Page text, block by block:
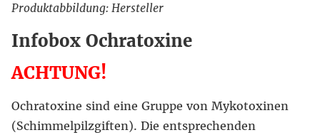
Produktabbildung: Hersteller
Infobox Ochratoxine
ACHTUNG!
Ochratoxine sind eine Gruppe von Mykotoxinen
(Schimmelpilzgiften). Die entsprechenden